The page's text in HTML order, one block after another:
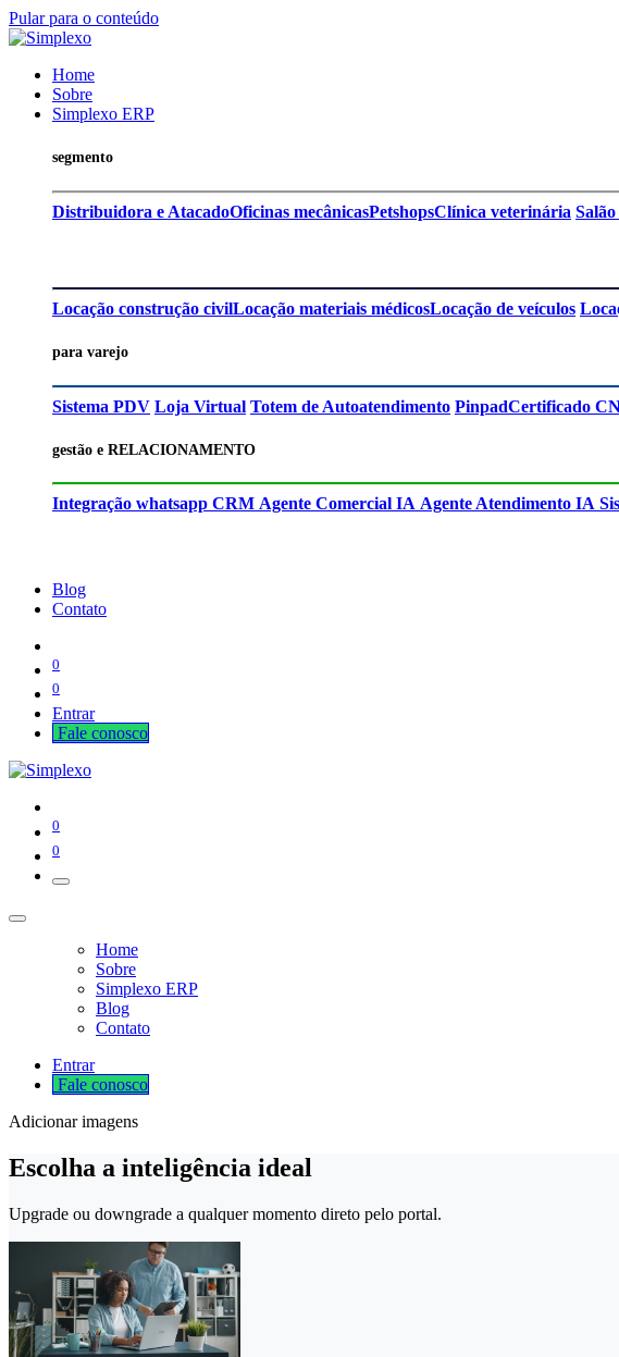
Pular para o conteúdo
Home
Sobre
Simplexo ERP
segmento
Distribuidora e AtacadoOficinas mecânicasPetshopsClínica veterinária Salão
Locação construção civilLocação materiais médicosLocação de veículos
para varejo
Sistema PDV Loja Virtual Totem de Autoatendimento PinpadCertificado
gestão e RELACIONAMENTO
Integração whatsapp CRM Agente Comercial IA Agente Atendimento IA
Blog
Contato
0
0
Entrar
Fale cono​​​​​​​​sco
0
0
Home
Sobre
Simplexo ERP
Blog
Contato
Entrar
Fale cono​​​​​​​​sco
Adicionar imagens
Escolha a inteligência ideal
Upgrade ou downgrade a qualquer momento direto pelo portal.